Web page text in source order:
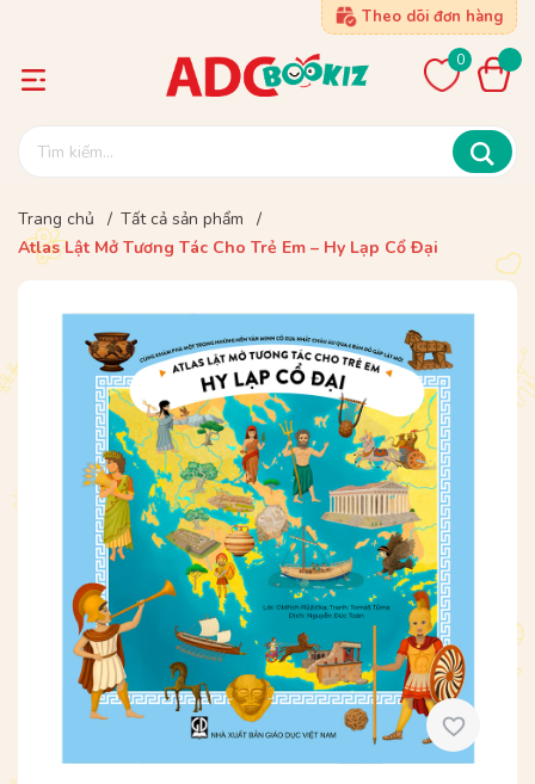
Theo dõi đơn hàng
0
Trang chủ / Tất cả sản phẩm
/
Atlas Lật Mở Tương Tác Cho Trẻ Em – Hy Lạp Cổ Đại